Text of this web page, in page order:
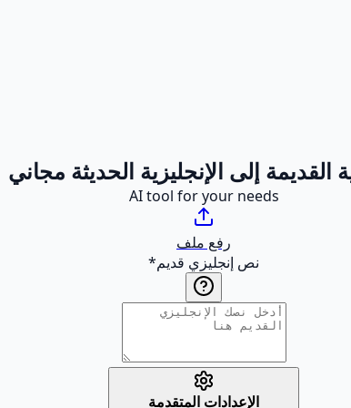
القديمة إلى الإنجليزية الحديثة
AI tool for your needs
رفع ملف
نص إنجليزي قديم*
الإعدادات المتقدمة